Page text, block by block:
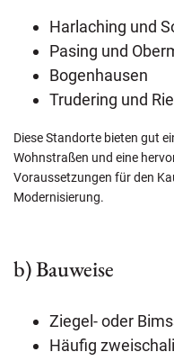
Harlaching und
Pasing und
Bogenhausen
Trudering und
Diese Standorte bieten gut
Wohnstraßen und eine
Voraussetzungen für den
Modernisierung.
b) Bauweise
Ziegel- oder
Häufig